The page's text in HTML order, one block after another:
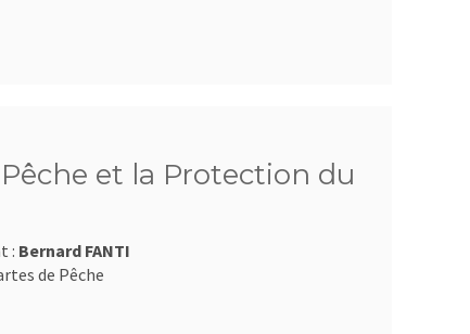
et la Protection du
: Bernard FANTI
de Pêche